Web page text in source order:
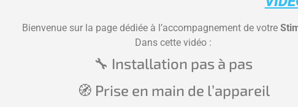
Bienvenue sur la page dédiée à l’accompagnement de votre
Dans cette vidéo :
🔧 Installation pas à pas
🧭 Prise en main de l’appareil